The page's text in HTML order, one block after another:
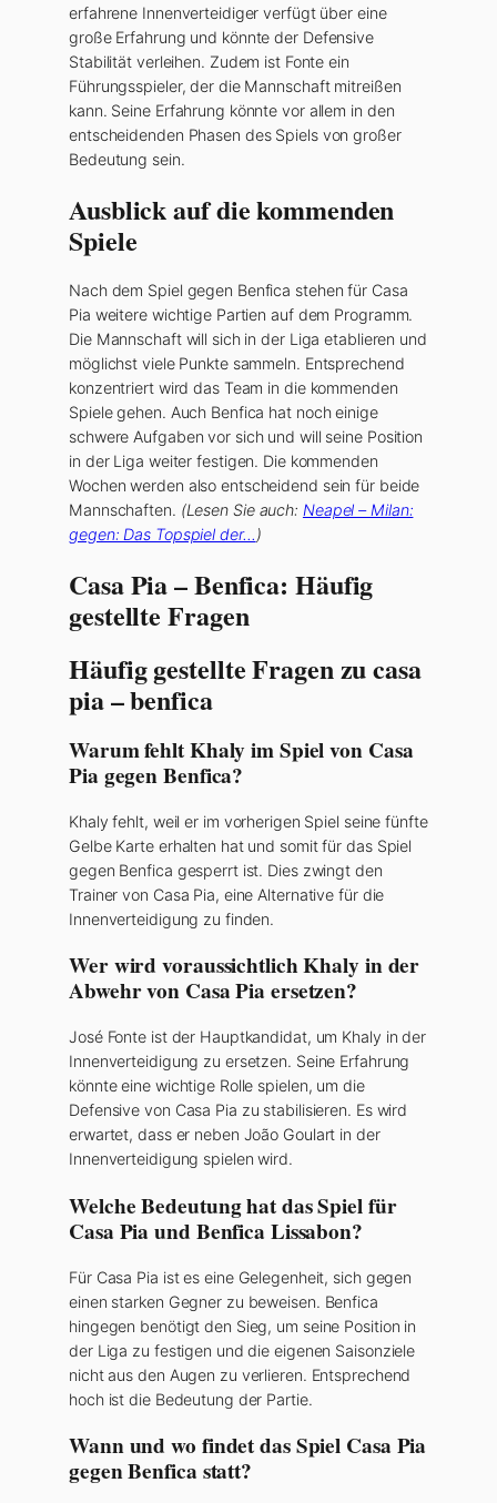
erfahrene Innenverteidiger verfügt über eine
große Erfahrung und könnte der Defensive
Stabilität verleihen. Zudem ist Fonte ein
Führungsspieler, der die Mannschaft mitreißen
kann. Seine Erfahrung könnte vor allem in den
entscheidenden Phasen des Spiels von großer
Bedeutung sein.
Ausblick auf die kommenden
Spiele
Nach dem Spiel gegen Benfica stehen für Casa
Pia weitere wichtige Partien auf dem Programm.
Die Mannschaft will sich in der Liga etablieren und
möglichst viele Punkte sammeln. Entsprechend
konzentriert wird das Team in die kommenden
Spiele gehen. Auch Benfica hat noch einige
schwere Aufgaben vor sich und will seine Position
in der Liga weiter festigen. Die kommenden
Wochen werden also entscheidend sein für beide
Mannschaften. (Lesen Sie auch: Neapel – Milan:
gegen: Das Topspiel der…)
Casa Pia – Benfica: Häufig
gestellte Fragen
Häufig gestellte Fragen zu casa
pia – benfica
Warum fehlt Khaly im Spiel von Casa
Pia gegen Benfica?
Khaly fehlt, weil er im vorherigen Spiel seine fünfte
Gelbe Karte erhalten hat und somit für das Spiel
gegen Benfica gesperrt ist. Dies zwingt den
Trainer von Casa Pia, eine Alternative für die
Innenverteidigung zu finden.
Wer wird voraussichtlich Khaly in der
Abwehr von Casa Pia ersetzen?
José Fonte ist der Hauptkandidat, um Khaly in der
Innenverteidigung zu ersetzen. Seine Erfahrung
könnte eine wichtige Rolle spielen, um die
Defensive von Casa Pia zu stabilisieren. Es wird
erwartet, dass er neben João Goulart in der
Innenverteidigung spielen wird.
Welche Bedeutung hat das Spiel für
Casa Pia und Benfica Lissabon?
Für Casa Pia ist es eine Gelegenheit, sich gegen
einen starken Gegner zu beweisen. Benfica
hingegen benötigt den Sieg, um seine Position in
der Liga zu festigen und die eigenen Saisonziele
nicht aus den Augen zu verlieren. Entsprechend
hoch ist die Bedeutung der Partie.
Wann und wo findet das Spiel Casa Pia
gegen Benfica statt?